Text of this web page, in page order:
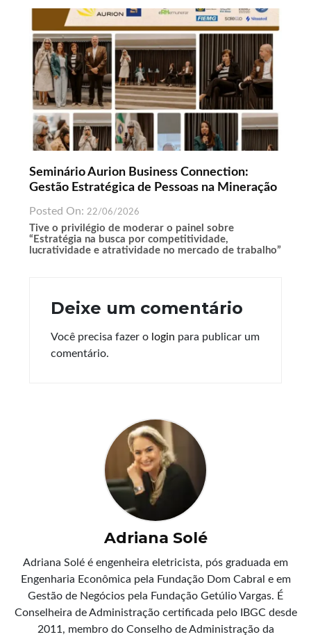
Seminário Aurion Business Connection:
Gestão Estratégica de Pessoas na Mineração
Posted On: 22/06/2026
Tive o privilégio de moderar o painel sobre
“Estratégia na busca por competitividade,
lucratividade e atratividade no mercado de trabalho”
Deixe um comentário
Você precisa fazer o login para publicar um
comentário.
Adriana Solé
Adriana Solé é engenheira eletricista, pós graduada em
Engenharia Econômica pela Fundação Dom Cabral e em
Gestão de Negócios pela Fundação Getúlio Vargas. É
Conselheira de Administração certificada pelo IBGC desde
2011, membro do Conselho de Administração da